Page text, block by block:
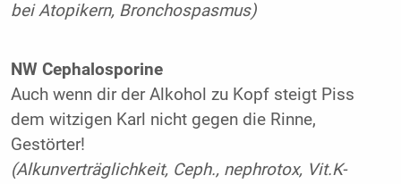
bei Atopikern, Bronchospasmus)
NW Cephalosporine
Auch wenn dir der Alkohol zu Kopf steigt Piss
dem witzigen Karl nicht gegen die Rinne,
Gestörter!
(Alkunverträglichkeit, Ceph., nephrotox, Vit.K-